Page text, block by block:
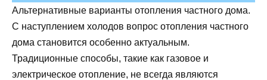
Альтернативные варианты отопления частного дома.
С наступлением холодов вопрос отопления частного
дома становится особенно актуальным.
Традиционные способы, такие как газовое и
электрическое отопление, не всегда являются